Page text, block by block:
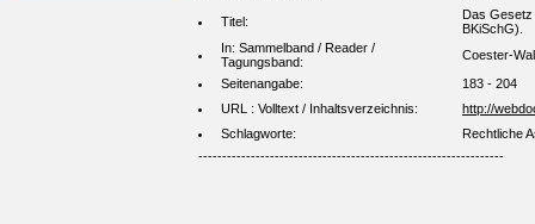
Titel:
Das
BKiSchG).
In: Sammelband / Reader /
Tagungsband:
Coester-
Seitenangabe:
183 - 204
URL : Volltext / Inhaltsverzeichnis:
http://
Schlagworte:
Rechtliche
----------------------------------------------------------------